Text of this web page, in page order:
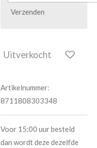
Verzenden
Uitverkocht
Artikelnummer:
8711808303348
Voor 15:00 uur besteld
dan wordt deze dezelfde